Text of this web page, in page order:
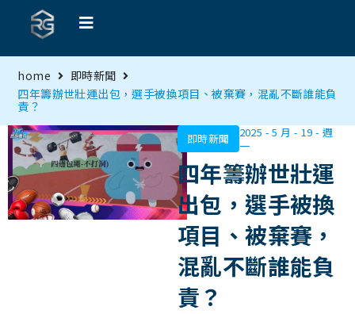
home
即時新聞
四年籌辦世壯運出包，選手被換項目、被棄賽，混亂不斷誰能負
責？
即時新聞
2025 - 5 月 - 19 - 週
一
四年籌辦世壯運
出包，選手被換
項目、被棄賽，
混亂不斷誰能負
責？